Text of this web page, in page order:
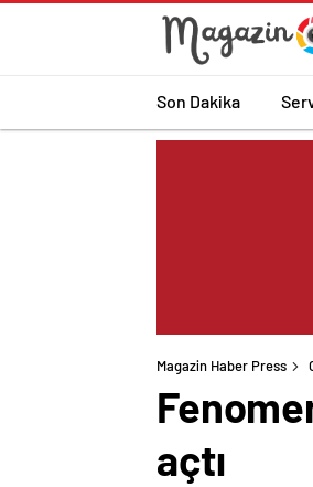
Son Dakika
Magazin Haber Press
açtı